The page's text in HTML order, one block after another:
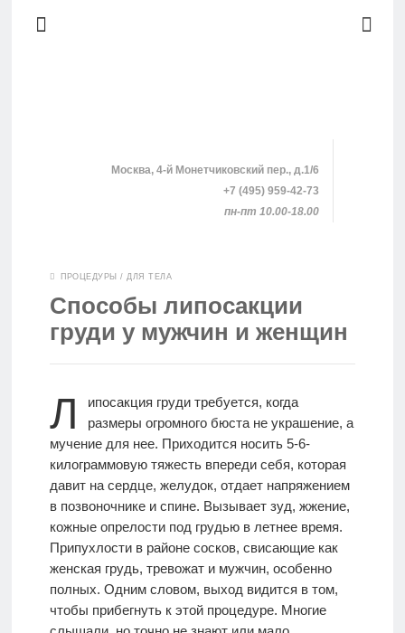
Москва, 4-й Монетчиковский пер., д.1/6
+7 (495) 959-42-73
пн-пт 10.00-18.00
МАССАЖ
ИДЕАЛЫ
КРАСОТЫ
История
ПРОЦЕДУРЫ /ДЛЯ ТЕЛА
Способы липосакции
груди у мужчин и женщин
Л
ипосакция груди требуется, когда
размеры огромного бюста не украшение, а
мучение для нее. Приходится носить 5-6-
килограммовую тяжесть впереди себя, которая
давит на сердце, желудок, отдает напряжением
в позвоночнике и спине. Вызывает зуд, жжение,
кожные опрелости под грудью в летнее время.
Припухлости в районе сосков, свисающие как
женская грудь, тревожат и мужчин, особенно
полных. Одним словом, выход видится в том,
чтобы прибегнуть к этой процедуре. Многие